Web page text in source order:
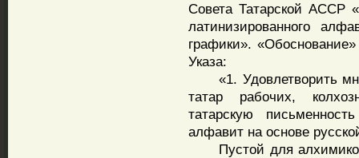
Совета Татарской АССР
латинизированного
графики».
Указа:
«1. Удовлетворить
татар рабочих,
татарскую
алфавит на основе
Пустой для алхимиков